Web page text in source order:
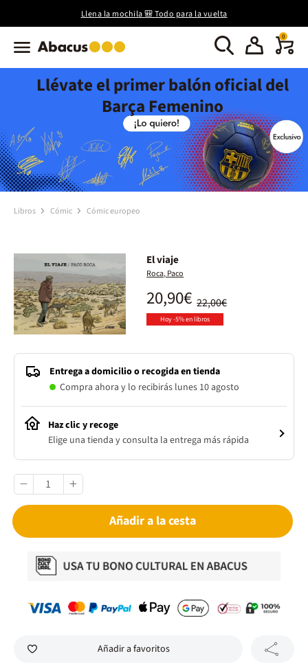
Llena la mochila 🎒 Todo para la vuelta
0
Llévate el primer balón oficial del
Barça Femenino
Libros Cómic Cómic europeo
El viaje
Roca, Paco
22,00€
20,90€
Hoy -5% en libros
Entrega a domicilio o recogida en tienda
Compra ahora y lo recibirás lunes 10 agosto
Haz clic y recoge
Elige una tienda y consulta la entrega más rápida
Añadir a la cesta
Añadir a favoritos